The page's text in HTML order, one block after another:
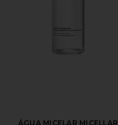
ÁGUA MICELAR MICELLAR